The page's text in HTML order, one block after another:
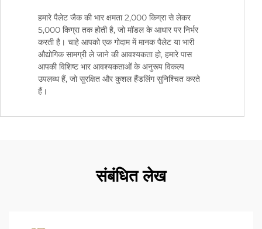
हमारे पैलेट जैक की भार क्षमता 2,000 किग्रा से लेकर
5,000 किग्रा तक होती है, जो मॉडल के आधार पर निर्भर
करती है। चाहे आपको एक गोदाम में मानक पैलेट या भारी
औद्योगिक सामग्री ले जाने की आवश्यकता हो, हमारे पास
आपकी विशिष्ट भार आवश्यकताओं के अनुरूप विकल्प
उपलब्ध हैं, जो सुरक्षित और कुशल हैंडलिंग सुनिश्चित करते
हैं।
संबंधित लेख